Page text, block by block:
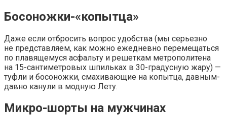
Босоножки-«копытца»
Даже если отбросить вопрос удобства (мы серьезно
не представляем, как можно ежедневно перемещаться
по плавящемуся асфальту и решеткам метрополитена
на 15-сантиметровых шпильках в 30-градусную жару) —
туфли и босоножки, смахивающие на копытца, давным-
давно канули в модную Лету.
Микро-шорты на мужчинах